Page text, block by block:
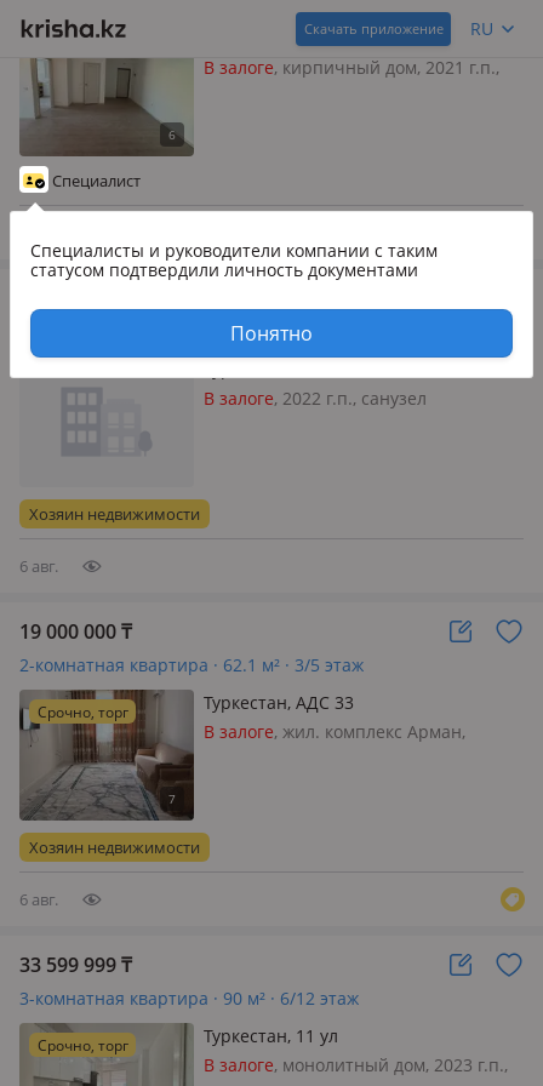
Скачать приложение RU
Туркестан, Жаңа қала 8
В залоге, кирпичный дом, 2021 г.п.,
Специалисты и руководители компании с таким
статусом подтвердили личность документами
Понятно
Специалист
2-комнатная квартира · 58.1 м² · 8/12 этаж
В залоге, 2022 г.п., санузел
Хозяин недвижимости
6 авг.
19 000 000₸
2-комнатная квартира · 62.1 м² · 3/5 этаж
Срочно, торг
Туркестан, АДС 33
В залоге, жил. комплекс Арман,
меблирована полностью, Срочно!
продается светлая уютная 2 -
Хозяин недвижимости
6 авг.
33 599 999₸
3-комнатная квартира · 90 м² · 6/12 этаж
Срочно, торг
Туркестан, 11 ул
В залоге, монолитный дом, 2023 г.п.,